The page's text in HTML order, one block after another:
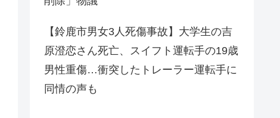
【鈴鹿市男女3人死傷事故】大学生の吉
原澄恋さん死亡、スイフト運転手の19歳
男性重傷…衝突したトレーラー運転手に
同情の声も